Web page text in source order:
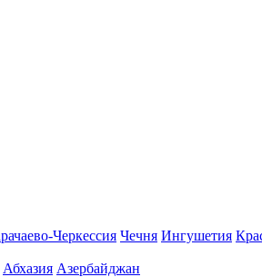
Черкессия Чечня Ингушетия
Абхазия Азербайджан